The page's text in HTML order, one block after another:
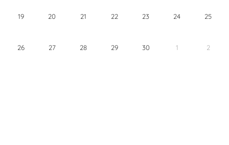
19 20 21 22 23 24 25
26 27 28 29 30 1 2